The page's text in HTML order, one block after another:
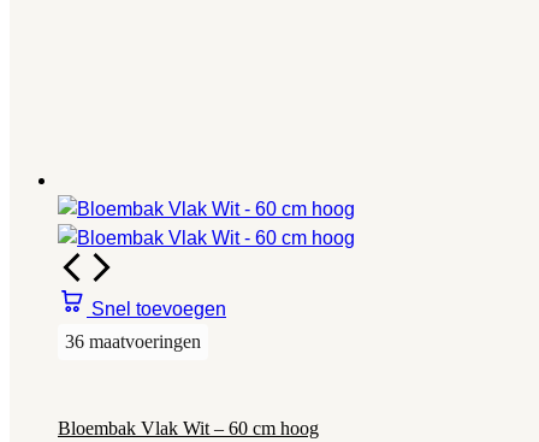
Snel toevoegen
36 maatvoeringen
Bloembak Vlak Wit – 60 cm hoog